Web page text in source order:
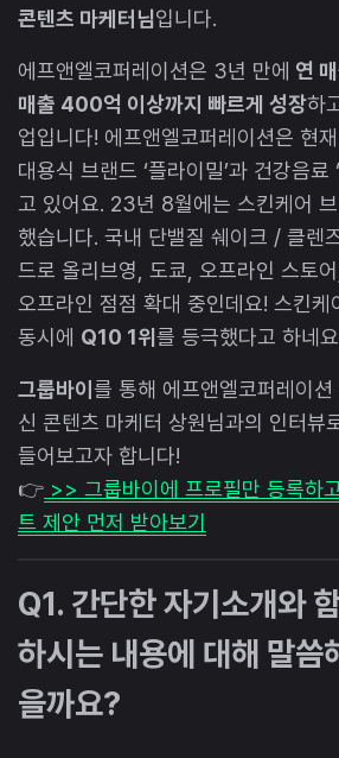
콘텐츠 마케터님입니다.
에프앤엘코퍼레이션은 3년 만에 연
매출 400억 이상까지 빠르게 성장하
업입니다! 에프앤엘코퍼레이션은 현
대용식 브랜드 ‘플라이밀’과 건강음료
고 있어요. 23년 8월에는 스킨케어 브
했습니다. 국내 단밸질 쉐이크 / 클렌
드로 올리브영, 도쿄, 오프라인 스토
오프라인 점점 확대 중인데요! 스킨케
동시에 Q10 1위 를 등극했다고 하네
그룹바이 를 통해 에프앤엘코퍼레이
신 콘텐츠 마케터 상원님과의 인터뷰
들어보고자 합니다!
👉>> 그룹바이에 프로필만 등록하
트 제안 먼저 받아보기
Q1. 간단한 자기소개와
하시는 내용에 대해 말씀
을까요?